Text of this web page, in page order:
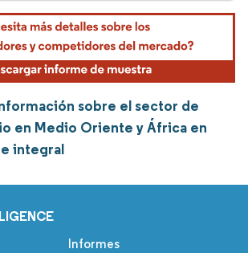
sobre el sector de
en Medio Oriente y África en
integral
Informes